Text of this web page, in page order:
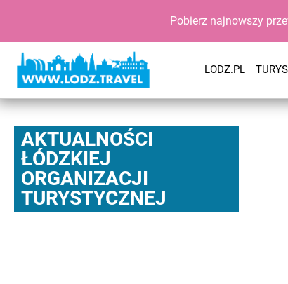
Pobierz najnowszy
LODZ.PL
AKTUALNOŚCI
ŁÓDZKIEJ
ORGANIZACJI
TURYSTYCZNEJ